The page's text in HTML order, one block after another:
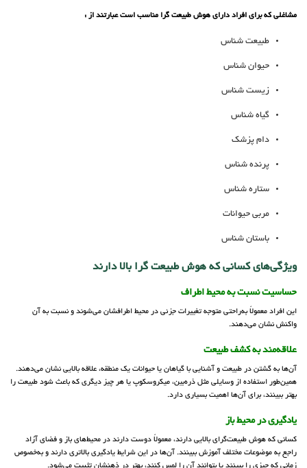
مشاغلی که برای افراد دارای هوش طبیعت گرا مناسب است عبارتند از :
طبیعت شناس
حیوان شناس
زیست شناس
گیاه شناس
دام پزشک
پرنده شناس
ستاره شناس
مربی حیوانات
باستان شناس
ویژگی‌های کسانی که هوش طبیعت گرا بالا دارند
حساسیت نسبت به محیط اطراف
این افراد معمولاً به‌راحتی متوجه تغییرات جزئی در محیط اطرافشان می‌شوند و نسبت به آن
واکنش نشان می‌دهند.
علاقه‌مند به کشف طبیعت
آن‌ها به گشتن در طبیعت و آشنایی با گیاهان یا حیوانات یک منطقه، علاقه بالایی نشان می‌دهند.
همین‌طور استفاده از وسایلی مثل ذره‌بین، میکروسکوپ یا هر چیز دیگری که باعث شود طبیعت را
بهتر ببینند، برای آن‌ها اهمیت بسیاری دارد.
یادگیری در محیط باز
کسانی که هوش طبیعت‌گرای بالایی دارند، معمولاً دوست دارند در محیط‌های باز و فضای آزاد
راجع به موضوعات مختلف آموزش ببینند. آن‌ها در این شرایط یادگیری بالاتری دارند و به‌خصوص
زمانی که چیزی را ببینند یا بتوانند آن را لمس کنند، بهتر در ذهنشان تثبیت می‌شود.